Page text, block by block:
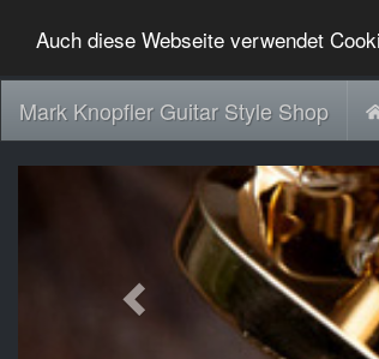
Auch diese Webseite verwendet
Mark Knopfler Guitar Style Shop
Previous